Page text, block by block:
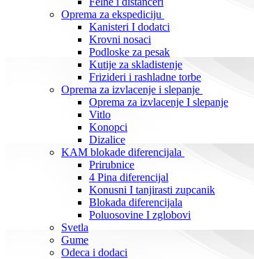
Oprema za ekspediciju
Kanisteri I dodatci
Krovni nosaci
Podloske za pesak
Kutije za skladistenje
Frizideri i rashladne torbe
Oprema za izvlacenje i slepanje
Oprema za izvlacenje I slepanje
Vitlo
Konopci
Dizalice
KAM blokade diferencijala
Prirubnice
4 Pina diferencijal
Konusni I tanjirasti zupcanik
Blokada diferencijala
Poluosovine I zglobovi
Svetla
Gume
Odeca i dodaci